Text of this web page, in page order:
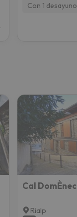
Con 1 desayuno
Rialp